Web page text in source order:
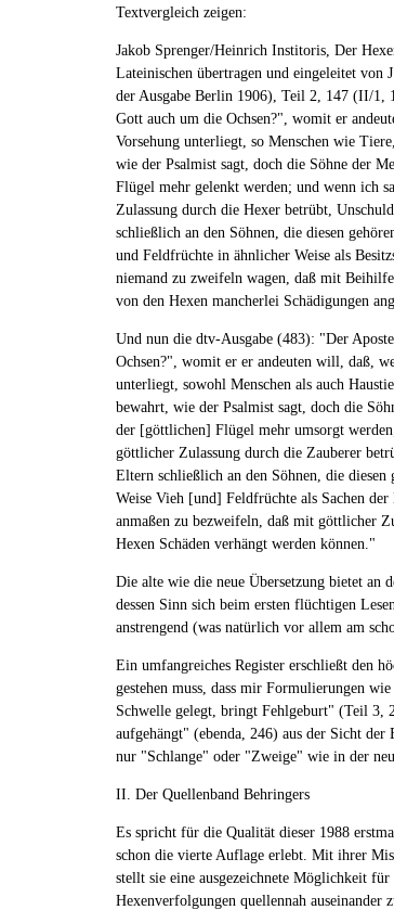
Textvergleich zeigen:
Jakob Sprenger/Heinrich Institoris, Der
Lateinischen übertragen und eingeleitet
der Ausgabe Berlin 1906), Teil 2, 147 (II/1,
Gott auch um die Ochsen?", womit er
Vorsehung unterliegt, so Menschen wie
wie der Psalmist sagt, doch die Söhne der
Flügel mehr gelenkt werden; und wenn ich
Zulassung durch die Hexer betrübt,
schließlich an den Söhnen, die diesen
und Feldfrüchte in ähnlicher Weise als
niemand zu zweifeln wagen, daß mit
von den Hexen mancherlei Schädigungen
Und nun die dtv-Ausgabe (483): "Der
Ochsen?", womit er er andeuten will, daß,
unterliegt, sowohl Menschen als auch
bewahrt, wie der Psalmist sagt, doch die
der [göttlichen] Flügel mehr umsorgt
göttlicher Zulassung durch die Zauberer
Eltern schließlich an den Söhnen, die
Weise Vieh [und] Feldfrüchte als Sachen
anmaßen zu bezweifeln, daß mit göttlicher
Hexen Schäden verhängt werden können."
Die alte wie die neue Übersetzung bietet an
dessen Sinn sich beim ersten flüchtigen
anstrengend (was natürlich vor allem am
Ein umfangreiches Register erschließt den
gestehen muss, dass mir Formulierungen
Schwelle gelegt, bringt Fehlgeburt" (Teil 3,
aufgehängt" (ebenda, 246) aus der Sicht
nur "Schlange" oder "Zweige" wie in der
II. Der Quellenband Behringers
Es spricht für die Qualität dieser 1988
schon die vierte Auflage erlebt. Mit ihrer
stellt sie eine ausgezeichnete Möglichkeit
Hexenverfolgungen quellennah auseinander